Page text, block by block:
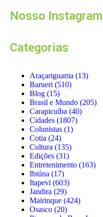
Nosso Instagram
Categorias
Araçariguama (13)
Barueri (510)
Blog (15)
Brasil e Mundo (205)
Carapicuíba (40)
Cidades (1807)
Colunistas (1)
Cotia (24)
Cultura (135)
Edições (31)
Entretenimento (163)
Ibiúna (17)
Itapevi (603)
Jandira (29)
Mairinque (424)
Osasco (20)